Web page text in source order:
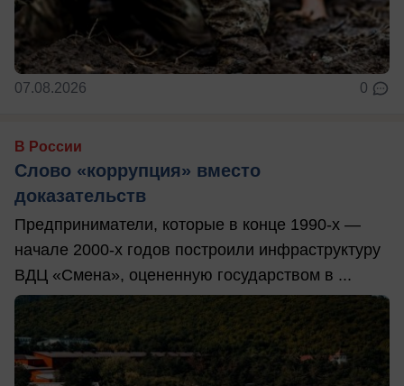
07.08.2026 0
В России
Слово «коррупция» вместо
доказательств
Предприниматели, которые в конце 1990-х —
начале 2000-х годов построили инфраструктуру
ВДЦ «Смена», оцененную государством в ...